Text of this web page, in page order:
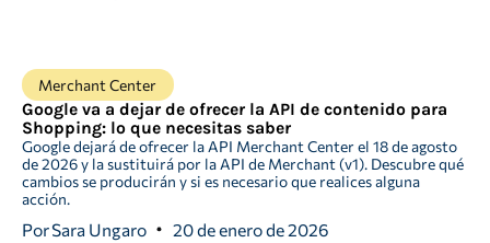
Merchant Center
Google va a dejar de ofrecer la API de contenido para
Shopping: lo que necesitas saber
Google dejará de ofrecer la API Merchant Center el 18 de agosto
de 2026 y la sustituirá por la API de Merchant (v1). Descubre qué
cambios se producirán y si es necesario que realices alguna
acción.
PorSara Ungaro 20 de enero de 2026